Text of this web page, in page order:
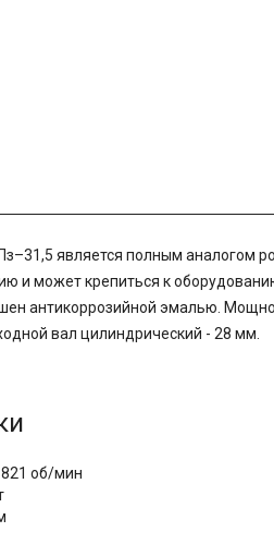
является полным аналогом
и может крепиться к
антикоррозийной эмалью.
вал цилиндрический - 28 мм.
об/мин